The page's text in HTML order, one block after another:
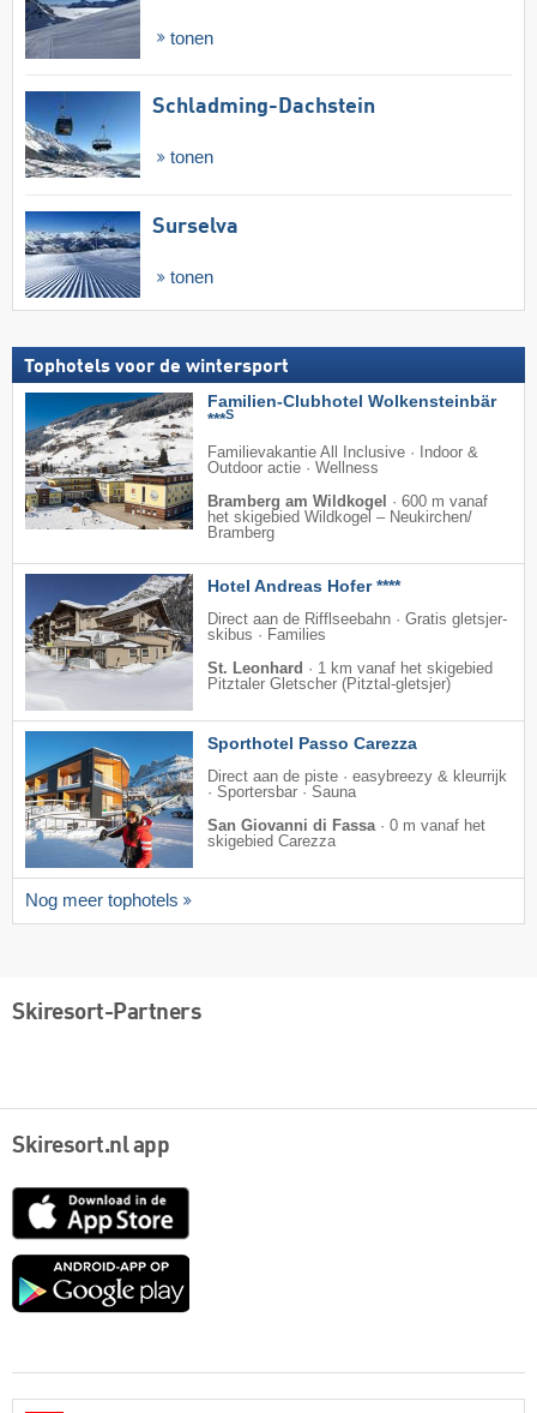
tonen
Schladming-Dachstein
tonen
Surselva
tonen
Tophotels voor de wintersport
Familien-Clubhotel Wolkensteinbär
***S
Familievakantie All Inclusive · Indoor &
Outdoor actie · Wellness
Bramberg am Wildkogel
· 600 m vanaf
het skigebied Wildkogel – Neukirchen/​
Bramberg
Hotel Andreas Hofer ****
Direct aan de Rifflseebahn · Gratis gletsjer-
skibus · Families
St. Leonhard · 1 km vanaf het skigebied
Pitztaler Gletscher (Pitztal-gletsjer)
Sporthotel Passo Carezza
Direct aan de piste · easybreezy & kleurrijk
· Sportersbar · Sauna
San Giovanni di Fassa · 0 m vanaf het
skigebied Carezza
Nog meer tophotels
Skiresort-Partners
Skiresort.nl app